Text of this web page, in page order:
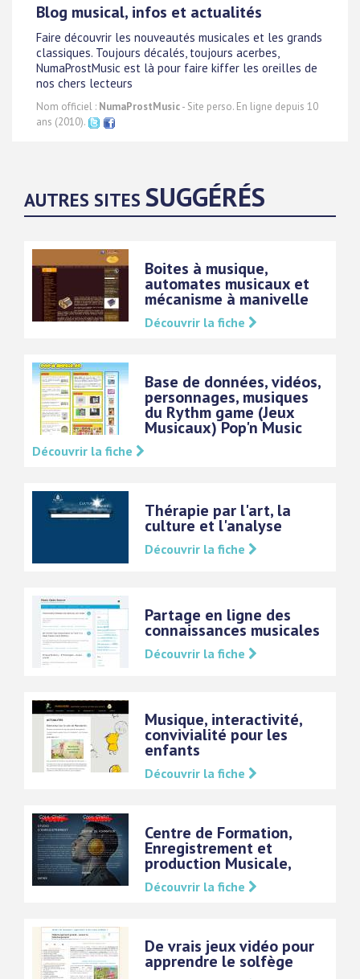
Blog musical, infos et actualités
Faire découvrir les nouveautés musicales et les grands
classiques. Toujours décalés, toujours acerbes,
NumaProstMusic est là pour faire kiffer les oreilles de
nos chers lecteurs
Nom officiel : NumaProstMusic- Site perso. En ligne depuis 10
ans (2010).
AUTRES SITES SUGGÉRÉS
Boites à musique,
automates musicaux et
mécanisme à manivelle
Découvrir la fiche
Base de données, vidéos,
personnages, musiques
du Rythm game (Jeux
Musicaux) Pop'n Music
Découvrir la fiche
Thérapie par l'art, la
culture et l'analyse
Découvrir la fiche
Partage en ligne des
connaissances musicales
Découvrir la fiche
Musique, interactivité,
convivialité pour les
enfants
Découvrir la fiche
Centre de Formation,
Enregistrement et
production Musicale,
Découvrir la fiche
De vrais jeux vidéo pour
apprendre le solfège